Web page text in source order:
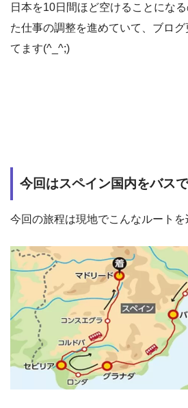
日本を10日間ほど空けることにな
た仕事の調整を進めていて、ブロ
てます(^_^;)
今回はスペイン国内をバスで
今回の旅程は現地でこんなルートを